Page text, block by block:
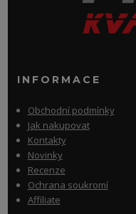
INFORMACE
Obchodní podmínky
Jak nakupovat
Kontakty
Novinky
Recenze
Ochrana soukromí
Affiliate